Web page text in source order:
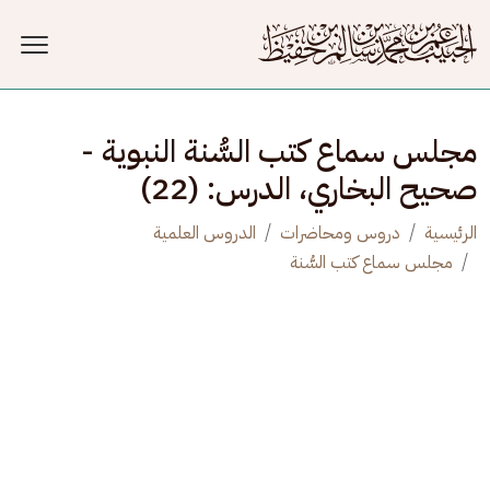
مجلس سماع كتب السُّنة النبوية -
صحيح البخاري، الدرس: (22)
الرئيسية دروس ومحاضرات
الدروس العلمية
مجلس سماع كتب السُّنة